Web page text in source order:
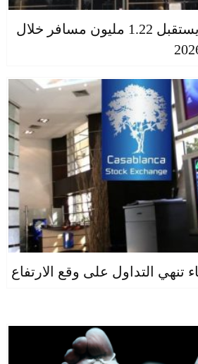
مطار الرباط-سلا يستقبل 1.22 مليون مسافر خلال
تنهي التداول على وقع الارتفاع